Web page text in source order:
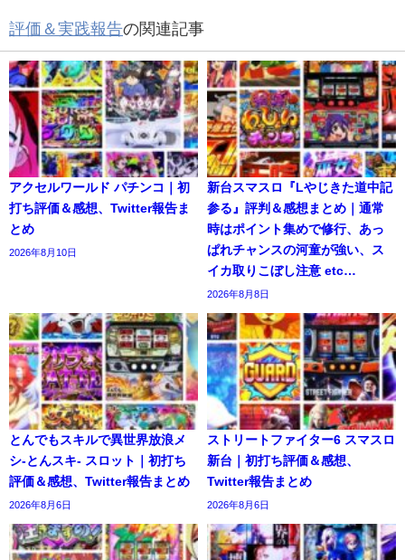
評価＆実践報告の関連記事
アクセルワールド パチンコ｜初
打ち評価＆感想、Twitter報告ま
とめ
2026年8月10日
新台スマスロ『Lやじきた道中記
参る』評判＆感想まとめ｜通常
時はポイント集めで修行、あっ
ぱれチャンスの河童が強い、ス
イカ取りこぼし注意 etc…
2026年8月8日
とんでもスキルで異世界放浪メ
シ-とんスキ- スロット｜初打ち
評価＆感想、Twitter報告まとめ
2026年8月6日
ストリートファイター6 スマスロ
新台｜初打ち評価＆感想、
Twitter報告まとめ
2026年8月6日